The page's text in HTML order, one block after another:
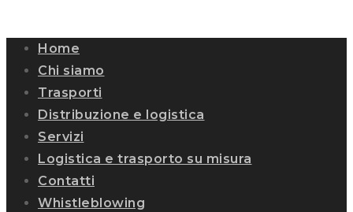
Home
Chi siamo
Trasporti
Distribuzione e logistica
Servizi
Logistica e trasporto su misura
Contatti
Whistleblowing